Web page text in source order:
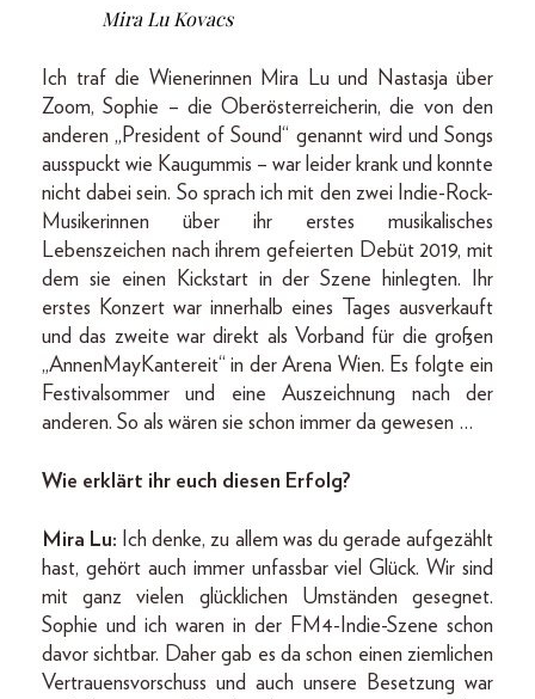
Mira Lu Kovacs
Ich traf die Wienerinnen Mira Lu und Nastasja über
Zoom, Sophie – die Oberösterreicherin, die von den
anderen „President of Sound“ genannt wird und Songs
ausspuckt wie Kaugummis – war leider krank und konnte
nicht dabei sein. So sprach ich mit den zwei Indie-Rock-
Musikerinnen über ihr erstes musikalisches
Lebenszeichen nach ihrem gefeierten Debüt 2019, mit
dem sie einen Kickstart in der Szene hinlegten. Ihr
erstes Konzert war innerhalb eines Tages ausverkauft
und das zweite war direkt als Vorband für die großen
„AnnenMayKantereit“ in der Arena Wien. Es folgte ein
Festivalsommer und eine Auszeichnung nach der
anderen. So als wären sie schon immer da gewesen …
Wie erklärt ihr euch diesen Erfolg?
Mira Lu: Ich denke, zu allem was du gerade aufgezählt
hast, gehört auch immer unfassbar viel Glück. Wir sind
mit ganz vielen glücklichen Umständen gesegnet.
Sophie und ich waren in der FM4-Indie-Szene schon
davor sichtbar. Daher gab es da schon einen ziemlichen
Vertrauensvorschuss und auch unsere Besetzung war